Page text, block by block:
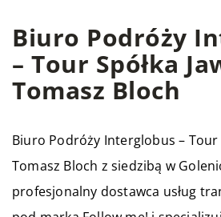
Biuro Podróży
– Tour Spółka
Tomasz Bloch
Biuro Podróży Interglobus – Tour
Tomasz Bloch z siedzibą w
profesjonalny dostawca usług